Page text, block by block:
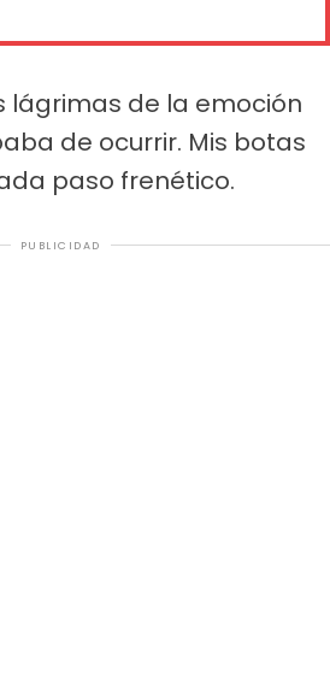
lágrimas de la emoción
de ocurrir. Mis botas
paso frenético.
PUBLICIDAD